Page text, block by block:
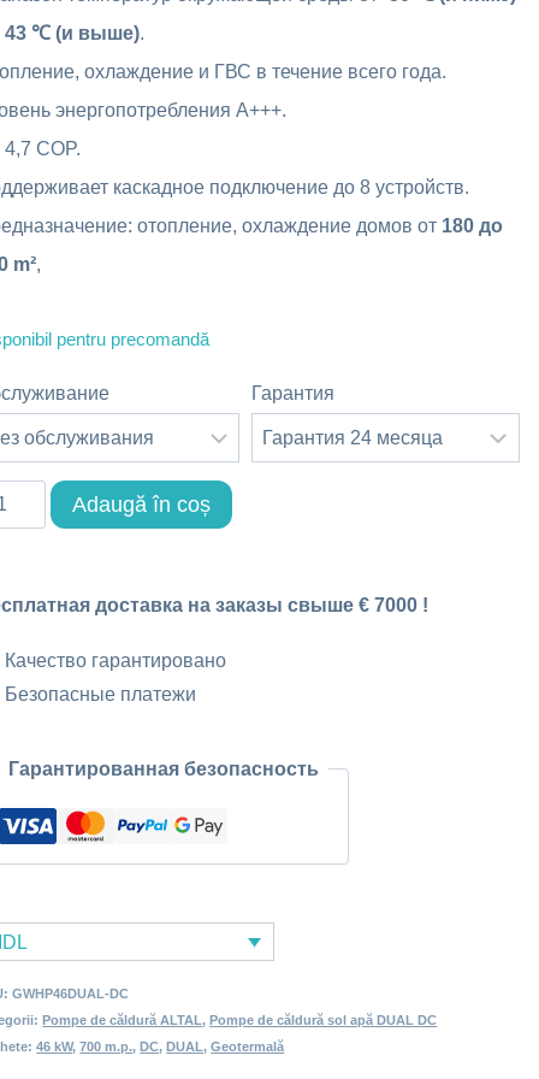
43 ℃ (и выше).
охлаждение и ГВС в течение всего года.
энергопотребления A+++.
COP.
каскадное подключение до 8 устройств.
отопление, охлаждение домов от 180 до
m²,
pentru precomandă
Гарантия
Adaugă în coș
доставка на заказы свыше € 7000 !
Качество гарантировано
Безопасные платежи
Гарантированная безопасность
GWHP46DUAL-DC
Pompe de căldură ALTAL, Pompe de căldură sol apă DUAL DC
46 kW,700 m.p., DC, DUAL,Geotermală